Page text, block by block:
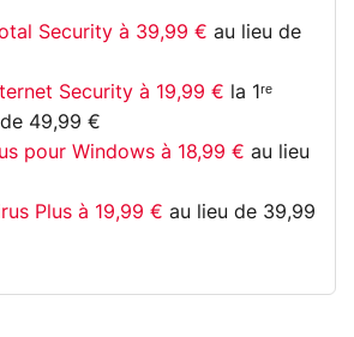
Security à 39,99 € au lieu de
Security à 19,99 € la 1ʳᵉ
49,99 €
pour Windows à 18,99 € au lieu
Plus à 19,99 € au lieu de 39,99